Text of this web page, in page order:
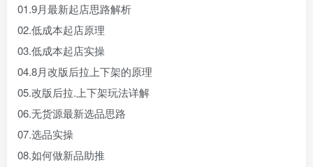
01.9月最新起店思路解析
02.低成本起店原理
03.低成本起店实操
04.8月改版后拉上下架的原理
05.改版后拉.上下架玩法详解
06.无货源最新选品思路
07.选品实操
08.如何做新品助推